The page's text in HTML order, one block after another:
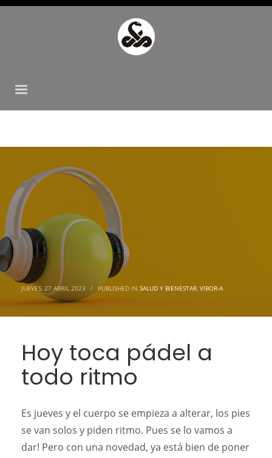
JUEVES, 27 ABRIL 2023 / PUBLISHED IN SALUD Y BIENESTAR VIBOR-A
Hoy toca pádel a
todo ritmo
Es jueves y el cuerpo se empieza a alterar, los pies
se van solos y piden ritmo. Pues se lo vamos a
dar! Pero con una novedad, ya está bien de poner